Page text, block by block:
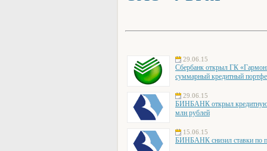
29.06.15
Сбербанк открыл ГК
суммарный кредитный
29.06.15
БИНБАНК открыл кредитную
млн рублей
15.06.15
БИНБАНК снизил ставки по